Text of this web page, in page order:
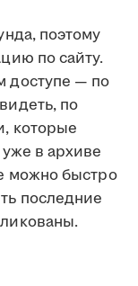
поэтому
по сайту.
доступе — по
по
которые
в архиве
можно быстро
последние